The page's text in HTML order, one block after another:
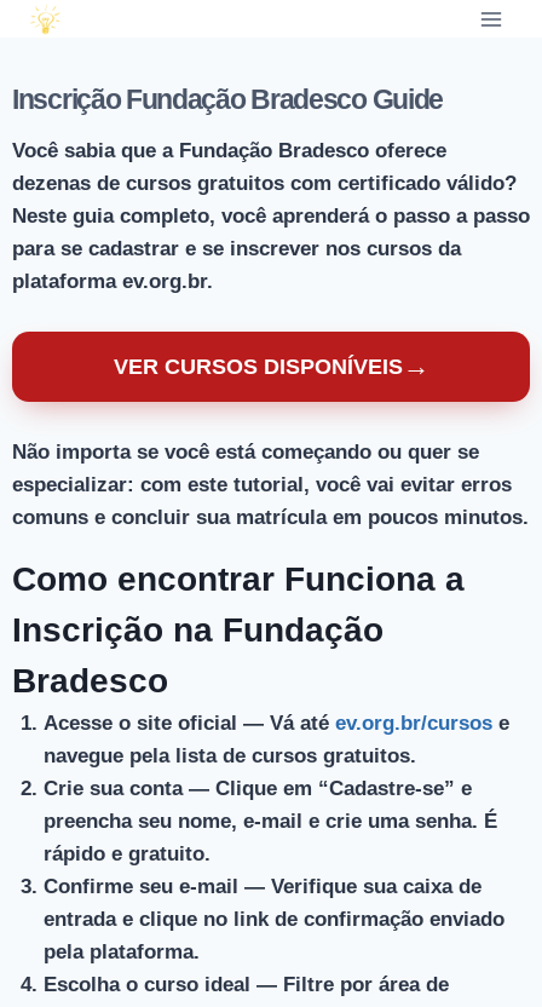
Inscrição Fundação Bradesco Guide
Você sabia que a Fundação Bradesco oferece
dezenas de cursos gratuitos com certificado válido?
Neste guia completo, você aprenderá o passo a passo
para se cadastrar e se inscrever nos cursos da
plataforma ev.org.br.
VER CURSOS DISPONÍVEIS→
Não importa se você está começando ou quer se
especializar: com este tutorial, você vai evitar erros
comuns e concluir sua matrícula em poucos minutos.
Como encontrar Funciona a
Inscrição na Fundação
Bradesco
Acesse o site oficial — Vá até ev.org.br/cursose
navegue pela lista de cursos gratuitos.
Crie sua conta— Clique em “Cadastre-se” e
preencha seu nome, e-mail e crie uma senha. É
rápido e gratuito.
Confirme seu e-mail — Verifique sua caixa de
entrada e clique no link de confirmação enviado
pela plataforma.
Escolha o curso ideal — Filtre por área de